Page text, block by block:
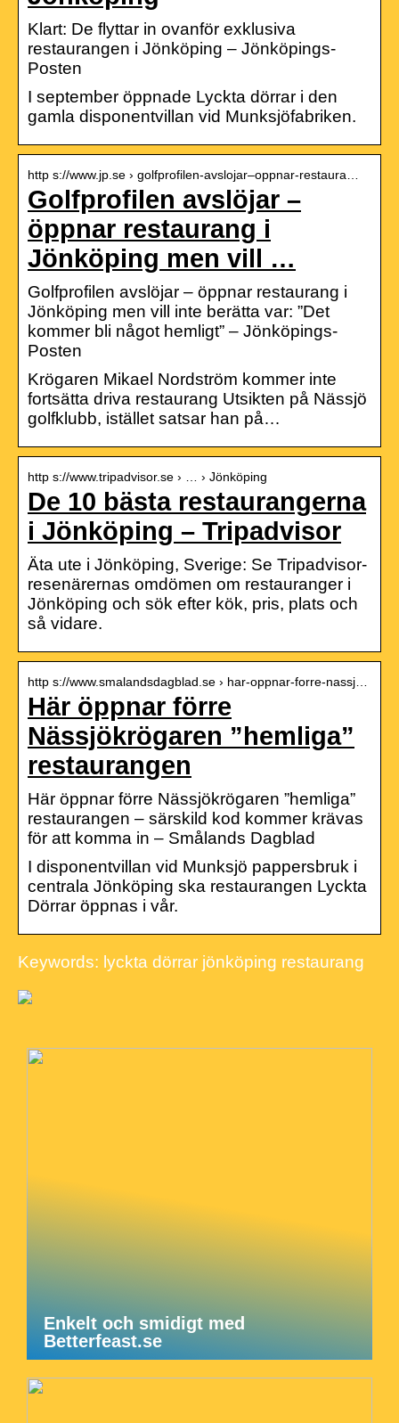
Klart: De flyttar in ovanför exklusiva
restaurangen i Jönköping – Jönköpings-
Posten
I september öppnade Lyckta dörrar i den
gamla disponentvillan vid Munksjöfabriken.
http s://www.jp.se › golfprofilen-avslojar–oppnar-restaura…
Golfprofilen avslöjar –
öppnar restaurang i
Jönköping men vill …
Golfprofilen avslöjar – öppnar restaurang i
Jönköping men vill inte berätta var: ”Det
kommer bli något hemligt” – Jönköpings-
Posten
Krögaren Mikael Nordström kommer inte
fortsätta driva restaurang Utsikten på Nässjö
golfklubb, istället satsar han på…
http s://www.tripadvisor.se › … › Jönköping
De 10 bästa restaurangerna
i Jönköping – Tripadvisor
Äta ute i Jönköping, Sverige: Se Tripadvisor-
resenärernas omdömen om restauranger i
Jönköping och sök efter kök, pris, plats och
så vidare.
http s://www.smalandsdagblad.se › har-oppnar-forre-nassj…
Här öppnar förre
Nässjökrögaren ”hemliga”
restaurangen
Här öppnar förre Nässjökrögaren ”hemliga”
restaurangen – särskild kod kommer krävas
för att komma in – Smålands Dagblad
I disponentvillan vid Munksjö pappersbruk i
centrala Jönköping ska restaurangen Lyckta
Dörrar öppnas i vår.
Keywords: lyckta dörrar jönköping restaurang
Enkelt och smidigt med
Betterfeast.se